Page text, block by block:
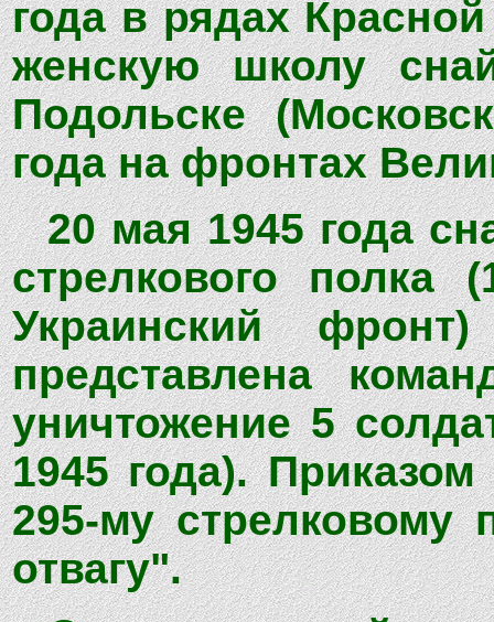
года в рядах
женскую школу
Подольске
года на фронтах
20 мая 1945 года
стрелкового полка
Украинский
представлена
уничтожение 5
1945 года).
295-му стрелковому
отвагу".